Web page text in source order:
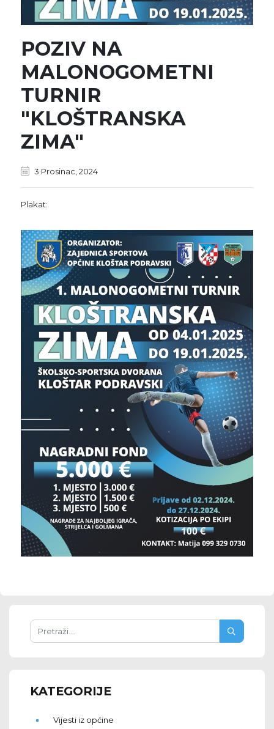
POZIV NA
MALONOGOMETNI
TURNIR
"KLOŠTRANSKA
ZIMA"
3 Prosinac, 2024
Plakat:
KATEGORIJE
Vijesti iz općine